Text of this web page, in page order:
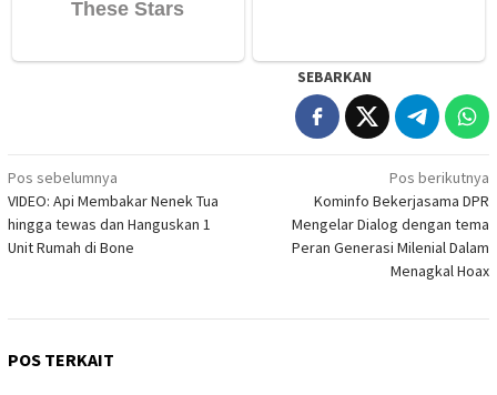
SEBARKAN
Navigasi
pos
Pos sebelumnya
VIDEO: Api Membakar Nenek Tua
hingga tewas dan Hanguskan 1
Unit Rumah di Bone
Pos berikutnya
Kominfo Bekerjasama DPR
Mengelar Dialog dengan tema
Peran Generasi Milenial Dalam
Menagkal Hoax
POS TERKAIT